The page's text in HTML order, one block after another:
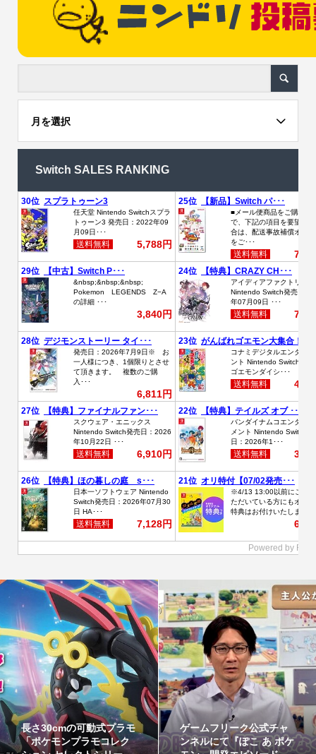
月を選択
Switch SALES RANKING
最初のパートナーポケモ
ンなど30種！「ポケット
ポケモンの姿のソフビ貯
金箱「ポケモンコインバ